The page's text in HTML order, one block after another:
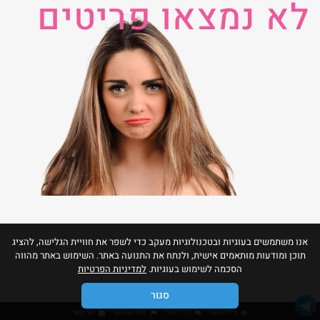
לא נמצאו פריטים
אנו משתמשים בעוגיות ובטכנולוגיות מעקב כדי לשפר את חוויית הגלישה, להציג
תוכן ומודעות מותאמים אישית, ולנתח את התנועה באתר. השימוש באתר מהווה
הסכמה לשימוש בעוגיות. למדיניות הפרטיות
סגור